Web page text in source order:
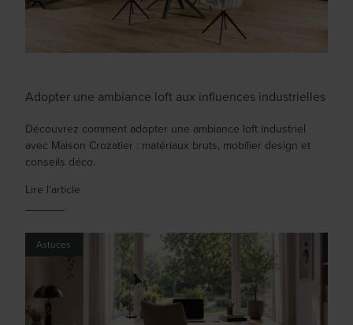
Adopter une ambiance loft aux influences industrielles
Découvrez comment adopter une ambiance loft industriel
avec Maison Crozatier : matériaux bruts, mobilier design et
conseils déco.
Lire l'article
Astuces